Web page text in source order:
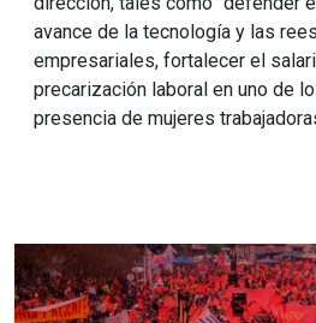
avance de la tecnología y las
empresariales, fortalecer el
precarización laboral en uno de
presencia de mujeres
Imagen